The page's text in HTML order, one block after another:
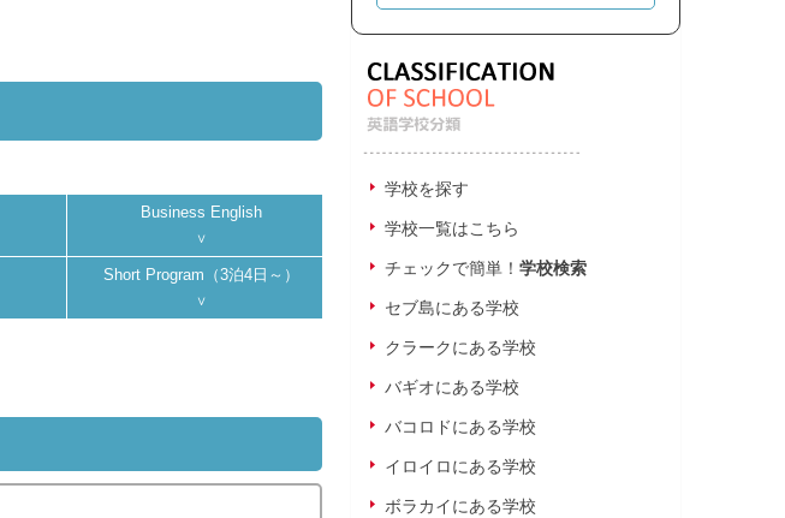
Business English
Short Program（3泊4日～）
学校を探す
学校一覧はこちら
チェックで簡単！ 学校検索
セブ島にある学校
クラークにある学校
バギオにある学校
バコロドにある学校
イロイロにある学校
ボラカイにある学校